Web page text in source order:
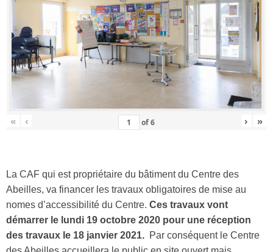
« ‹ of6 › »
La CAF qui est propriétaire du bâtiment du Centre des
Abeilles, va financer les travaux obligatoires de mise au
nomes d’accessibilité du Centre. Ces travaux vont
démarrer le lundi 19 octobre 2020 pour une réception
des travaux le 18 janvier 2021. Par conséquent le Centre